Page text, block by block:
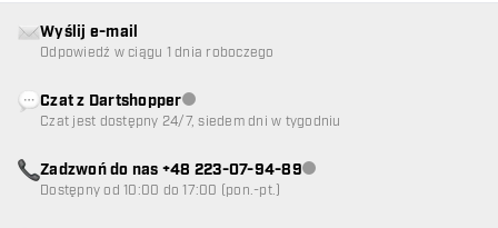
Wyślij e-mail
Odpowiedź w ciągu 1 dnia roboczego
Czat z DartshopperObsługa klienta niedostępna
Czat jest dostępny 24/7, siedem dni w tygodniu
Zadzwoń do nas +48 223-07-94-89Obsługa klienta niedostępna
Dostępny od 10:00 do 17:00 (pon.-pt.)